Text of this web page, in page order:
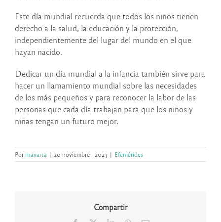
Este día mundial recuerda que todos los niños tienen
derecho a la salud, la educación y la protección,
independientemente del lugar del mundo en el que
hayan nacido.
Dedicar un día mundial a la infancia también sirve para
hacer un llamamiento mundial sobre las necesidades
de los más pequeños y para reconocer la labor de las
personas que cada día trabajan para que los niños y
niñas tengan un futuro mejor.
Porrnavarta | 20 noviembre - 2023 | Efemérides
Compartir